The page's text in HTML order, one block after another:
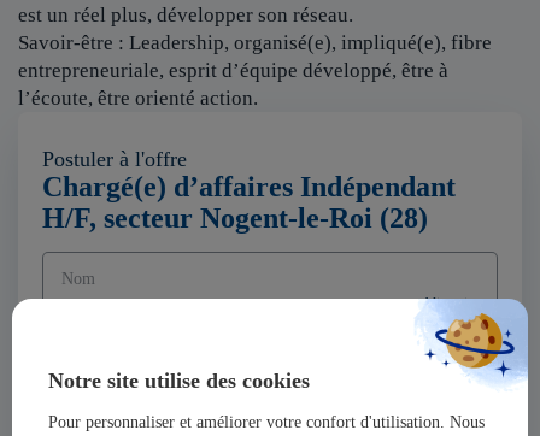
Notre site utilise des cookies
Pour personnaliser et améliorer votre confort d'utilisation. Nous
est un réel plus, développer son réseau.
Savoir-être : Leadership, organisé(e), impliqué(e), fibre
entrepreneuriale, esprit d’équipe développé, être à
l’écoute, être orienté action.
Postuler à l'offre
Chargé(e) d’affaires Indépendant
H/F, secteur Nogent-le-Roi (28)
Nom
Adresse